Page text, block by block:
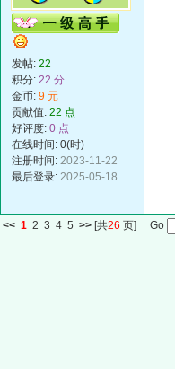
发帖: 22
积分: 22 分
金币: 9 元
贡献值: 22 点
好评度: 0 点
在线时间: 0(时)
注册时间: 2023-11-22
最后登录: 2025-05-18
<< 1 2 3 4 5 >> [共26 页] Go